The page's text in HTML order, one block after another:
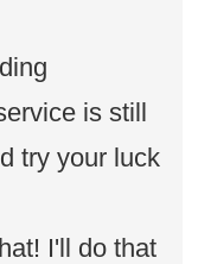
is still
try your luck
I'll do that